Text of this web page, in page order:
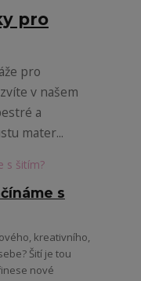
pro
pro
v našem
a
mater...
s
kreativního,
Šití je tou
nové